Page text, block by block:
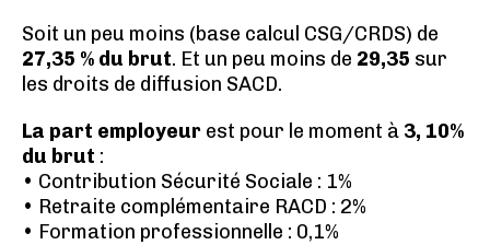
Soit un peu moins (base calcul CSG/CRDS) de
27,35 % du brut. Et un peu moins de 29,35 sur
les droits de diffusion SACD.
La part employeur est pour le moment à 3, 10%
du brut :
• Contribution Sécurité Sociale : 1%
• Retraite complémentaire RACD : 2%
• Formation professionnelle : 0,1%